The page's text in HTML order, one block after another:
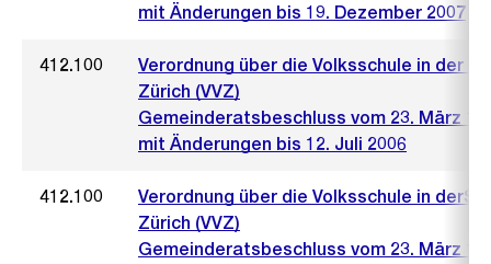
mit Änderungen bis 19. Dezember 2007
412.100
Verordnung über die Volksschule in der
Zürich (VVZ)
Gemeinderatsbeschluss vom 23. März
mit Änderungen bis 12. Juli 2006
412.100
Verordnung über die Volksschule in
Zürich (VVZ)
Gemeinderatsbeschluss vom 23. März